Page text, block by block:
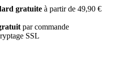
gratuite à partir de 49,90 €
par commande
SSL